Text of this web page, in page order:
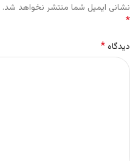
نشانی ایمیل شما منتشر نخواهد شد.
*
دیدگاه*